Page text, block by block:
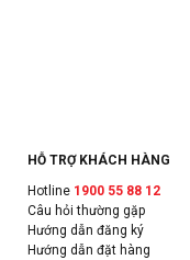
HỖ TRỢ KHÁCH HÀNG
Hotline 1900 55 88 12
Câu hỏi thường gặp
Hướng dẫn đăng ký
Hướng dẫn đặt hàng